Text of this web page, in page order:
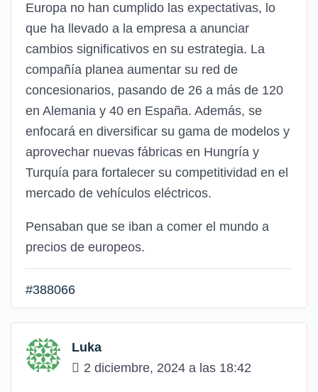
Europa no han cumplido las expectativas, lo
que ha llevado a la empresa a anunciar
cambios significativos en su estrategia. La
compañía planea aumentar su red de
concesionarios, pasando de 26 a más de 120
en Alemania y 40 en España. Además, se
enfocará en diversificar su gama de modelos y
aprovechar nuevas fábricas en Hungría y
Turquía para fortalecer su competitividad en el
mercado de vehículos eléctricos.
Pensaban que se iban a comer el mundo a
precios de europeos.
#388066
Luka
2 diciembre, 2024 a las 18:42